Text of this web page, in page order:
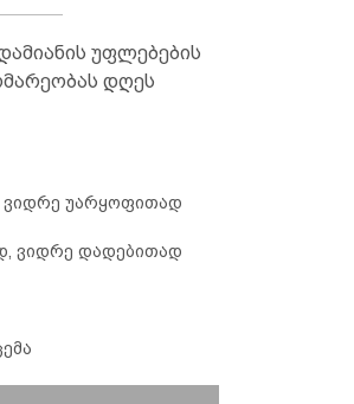
უფლებების
დღეს
უარყოფითად
ვიდრე დადებითად